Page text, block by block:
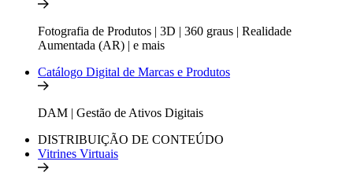
Fotografia de Produtos | 3D | 360 graus | Realidade
Aumentada (AR) | e mais
Catálogo Digital de Marcas e Produtos
DAM | Gestão de Ativos Digitais
DISTRIBUIÇÃO DE CONTEÚDO
Vitrines Virtuais